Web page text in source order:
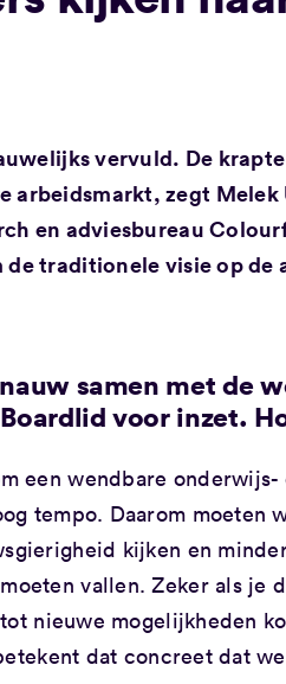
vervuld. De
arbeidsmarkt, zegt
en adviesbureau
traditionele visie op de
samen met de
voor inzet.
een wendbare
tempo. Daarom moeten
kijken en
vallen. Zeker als je
nieuwe mogelijkheden
dat concreet dat